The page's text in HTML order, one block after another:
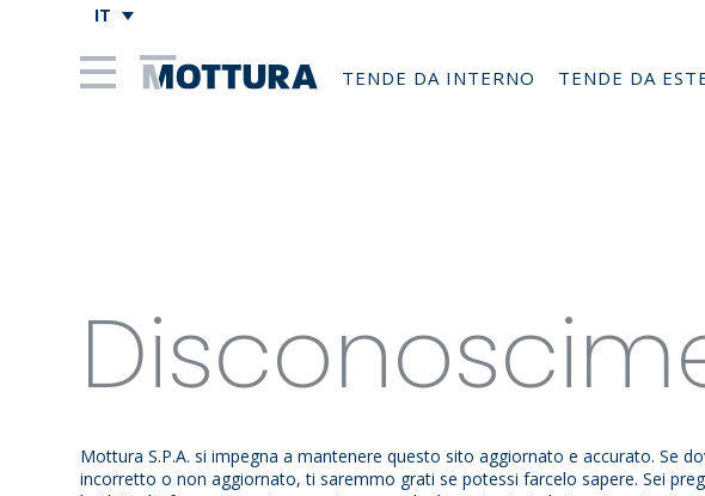
IT
TENDE DA INTERNO TENDE DA
Mottura S.P.A. si impegna a mantenere questo sito aggiornato e accurato. Se
incorretto o non aggiornato, ti saremmo grati se potessi farcelo sapere. Sei